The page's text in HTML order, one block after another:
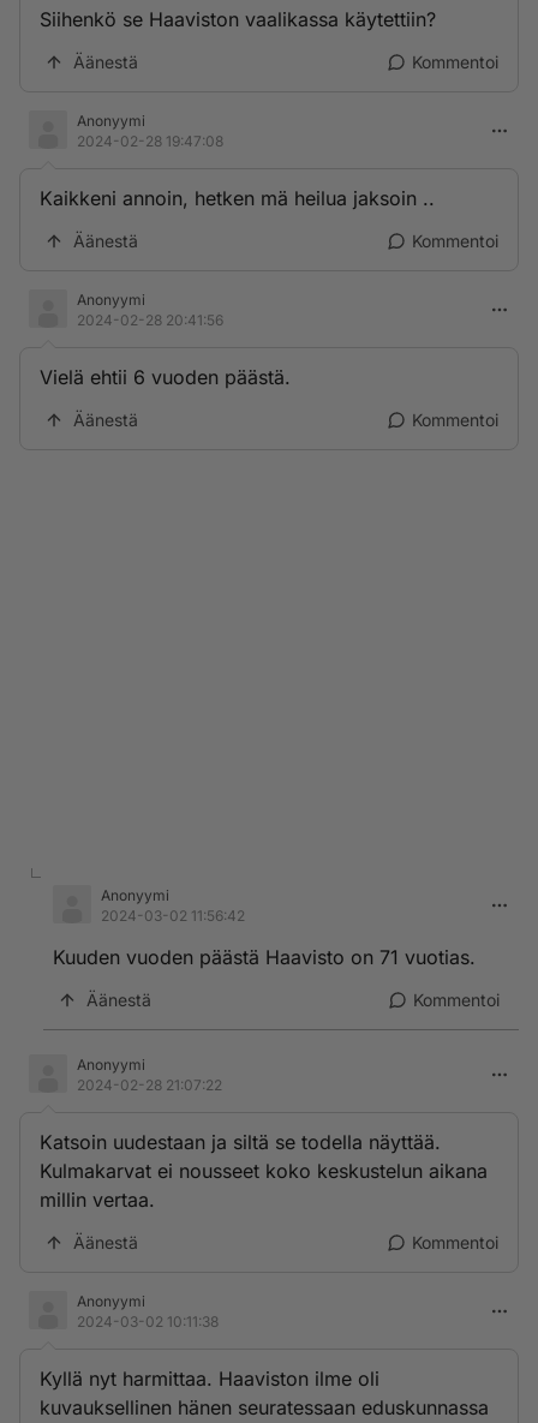
Siihenkö se Haaviston vaalikassa käytettiin?
Äänestä Kommentoi
Anonyymi
2024-02-28 19:47:08
Kaikkeni annoin, hetken mä heilua jaksoin ..
Äänestä Kommentoi
Anonyymi
2024-02-28 20:41:56
Vielä ehtii 6 vuoden päästä.
Äänestä Kommentoi
Anonyymi
2024-03-02 11:56:42
Kuuden vuoden päästä Haavisto on 71 vuotias.
Äänestä Kommentoi
Anonyymi
2024-02-28 21:07:22
Katsoin uudestaan ja siltä se todella näyttää.
Kulmakarvat ei nousseet koko keskustelun aikana
millin vertaa.
Äänestä Kommentoi
Anonyymi
2024-03-02 10:11:38
Kyllä nyt harmittaa. Haaviston ilme oli
kuvauksellinen hänen seuratessaan eduskunnassa